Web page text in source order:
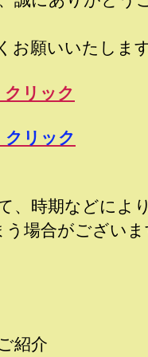
お願いいたします
リック
リック
、時期などによ
場合がござい
紹介